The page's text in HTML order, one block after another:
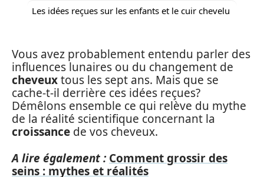
Les idées reçues sur les enfants et le cuir chevelu
Vous avez probablement entendu parler des
influences lunaires ou du changement de
cheveuxtous les sept ans. Mais que se
cache-t-il derrière ces idées reçues?
Démêlons ensemble ce qui relève du mythe
de la réalité scientifique concernant la
croissance de vos cheveux.
A lire également : Comment grossir des
seins : mythes et réalités